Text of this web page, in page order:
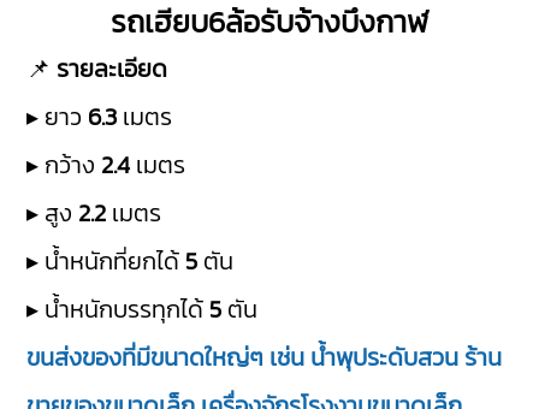
รถเฮียบ6ล้อรับจ้างบึงกาฬ
📌 รายละเอียด
▸ ยาว 6.3 เมตร
▸ กว้าง 2.4 เมตร
▸ สูง 2.2 เมตร
▸ น้ำหนักที่ยกได้ 5 ตัน
▸ น้ำหนักบรรทุกได้ 5 ตัน
ขนส่งของที่มีขนาดใหญ่ๆ เช่น น้ำพุประดับสวน ร้าน